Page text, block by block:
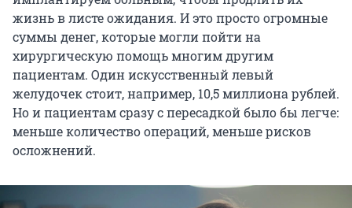
жизнь в листе ожидания. И это просто огромные
суммы денег, которые могли пойти на
хирургическую помощь многим другим
пациентам. Один искусственный левый
желудочек стоит, например, 10,5 миллиона рублей.
Но и пациентам сразу с пересадкой было бы легче:
меньше количество операций, меньше рисков
осложнений.